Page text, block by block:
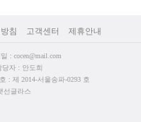
침 고객센터 제휴안내
: cocen@mail.com
자 : 안도희
: 제 2014-서울송파-0293 호
선글라스